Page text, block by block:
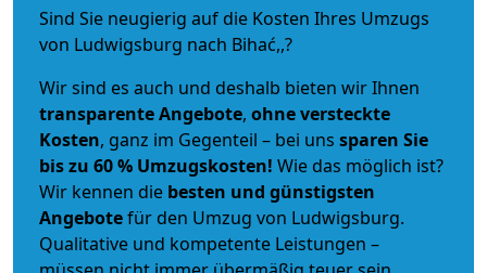
Sind Sie neugierig auf die Kosten Ihres Umzugs
von Ludwigsburg nach Bihać,,?
Wir sind es auch und deshalb bieten wir Ihnen
transparente Angebote, ohne versteckte
Kosten, ganz im Gegenteil – bei uns sparen Sie
bis zu 60 % Umzugskosten! Wie das möglich ist?
Wir kennen die besten und günstigsten
Angebotefür den Umzug von Ludwigsburg.
Qualitative und kompetente Leistungen –